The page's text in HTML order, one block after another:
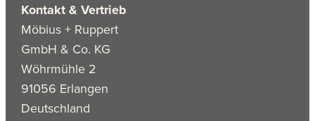
Kontakt & Vertrieb
Möbius + Ruppert
GmbH & Co. KG
Wöhrmühle 2
91056 Erlangen
Deutschland